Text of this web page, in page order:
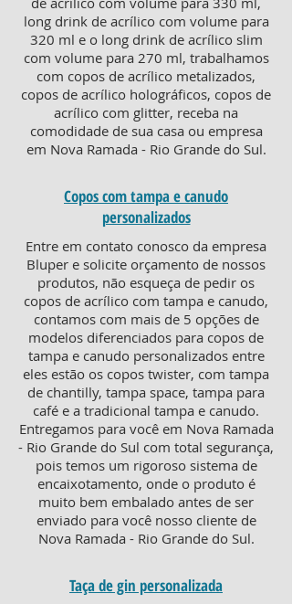
long drink de acrílico com volume para
320 ml e o long drink de acrílico slim
com volume para 270 ml, trabalhamos
com copos de acrílico metalizados,
copos de acrílico holográficos, copos de
acrílico com glitter, receba na
comodidade de sua casa ou empresa
em Nova Ramada - Rio Grande do Sul.
Copos com tampa e canudo
personalizados
Entre em contato conosco da empresa
Bluper e solicite orçamento de nossos
produtos, não esqueça de pedir os
copos de acrílico com tampa e canudo,
contamos com mais de 5 opções de
modelos diferenciados para copos de
tampa e canudo personalizados entre
eles estão os copos twister, com tampa
de chantilly, tampa space, tampa para
café e a tradicional tampa e canudo.
Entregamos para você em Nova Ramada
- Rio Grande do Sul com total segurança,
pois temos um rigoroso sistema de
encaixotamento, onde o produto é
muito bem embalado antes de ser
enviado para você nosso cliente de
Nova Ramada - Rio Grande do Sul.
Taça de gin personalizada